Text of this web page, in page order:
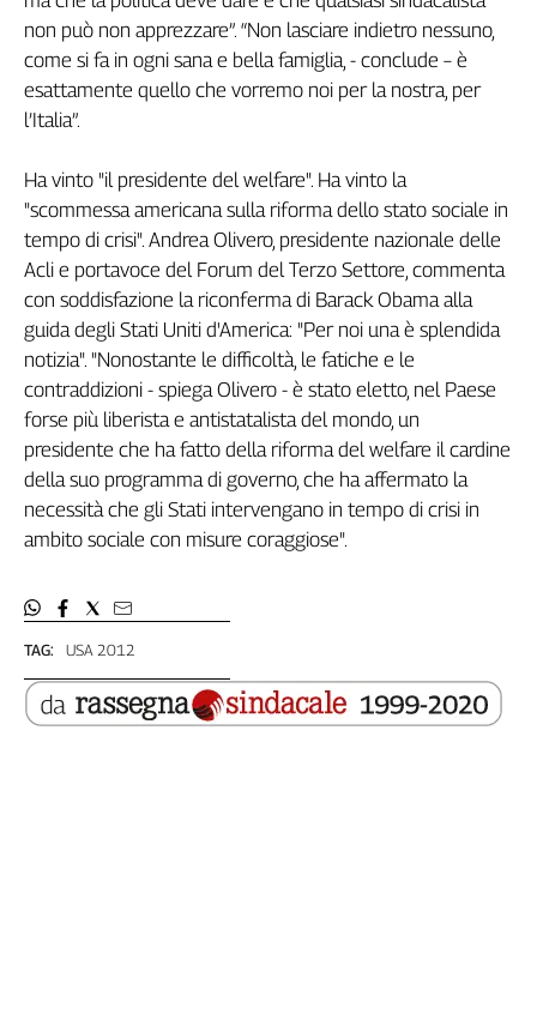
Lavoro
Territori
Abruzzo-
Alto
Calabria
Emilia-
Romagna
Venezia
Giulia
Lazio
Liguria
Lombardia
Marche
Puglia
Sardegna
Sicilia
Toscana
TAG: USA 2012
non può non apprezzare”. “Non lasciare indietro nessuno,
come si fa in ogni sana e bella famiglia, - conclude – è
esattamente quello che vorremo noi per la nostra, per
l’Italia”.
Ha vinto "il presidente del welfare". Ha vinto la
"scommessa americana sulla riforma dello stato sociale in
tempo di crisi". Andrea Olivero, presidente nazionale delle
Acli e portavoce del Forum del Terzo Settore, commenta
con soddisfazione la riconferma di Barack Obama alla
guida degli Stati Uniti d'America: "Per noi una è splendida
notizia". "Nonostante le difficoltà, le fatiche e le
contraddizioni - spiega Olivero - è stato eletto, nel Paese
forse più liberista e antistatalista del mondo, un
presidente che ha fatto della riforma del welfare il cardine
della suo programma di governo, che ha affermato la
necessità che gli Stati intervengano in tempo di crisi in
ambito sociale con misure coraggiose".